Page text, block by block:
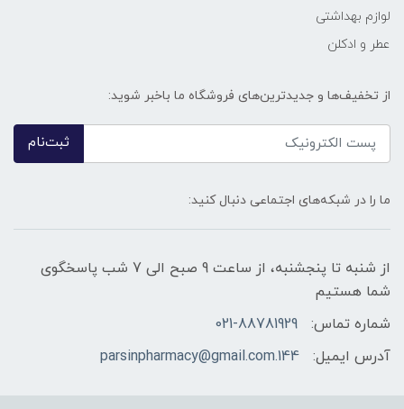
لوازم بهداشتی
عطر و ادکلن
از تخفیف‌ها و جدیدترین‌های فروشگاه ما باخبر شوید:
ثبت‌نام
ما را در شبکه‌های اجتماعی دنبال کنید:
از شنبه تا پنجشنبه، از ساعت 9 صبح الی 7 شب پاسخگوی
شما هستیم
شماره تماس:
021-88781929
آدرس ایمیل:
144.parsinpharmacy@gmail.com